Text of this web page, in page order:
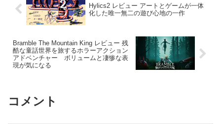
Hylics2 レビュー アートとゲームが一体
化した唯一無二の遊び心地の一作
Bramble The Mountain King レビュー 残
酷な童話世界を旅するホラーアクション
アドベンチャー ボリュームと凄惨な表
現が気になる
コメント